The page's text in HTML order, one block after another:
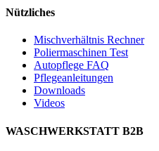
Nützliches
Mischverhältnis Rechner
Poliermaschinen Test
Autopflege FAQ
Pflegeanleitungen
Downloads
Videos
WASCHWERKSTATT B2B